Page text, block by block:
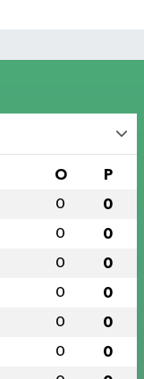
O P
0 0
0 0
0 0
0 0
0 0
0 0